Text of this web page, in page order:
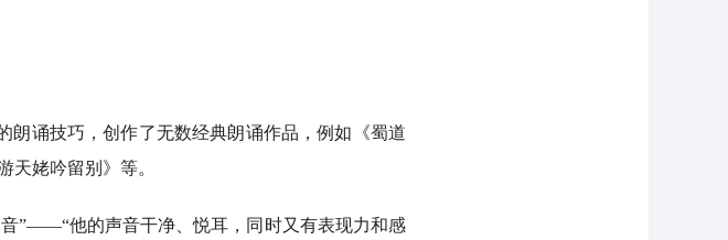
诵技巧，创作了无数经典朗诵作品，例如《蜀道
天姥吟留别》等。
”——“他的声音干净、悦耳，同时又有表现力和感